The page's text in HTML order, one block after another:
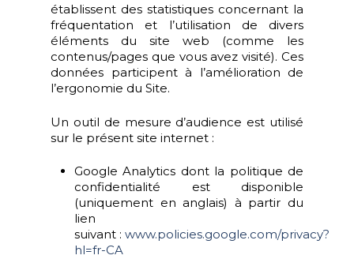
établissent des statistiques concernant la
fréquentation et l’utilisation de divers
éléments du site web (comme les
contenus/pages que vous avez visité). Ces
données participent à l’amélioration de
l’ergonomie du Site.
Un outil de mesure d’audience est utilisé
sur le présent site internet :
Google Analytics dont la politique de
confidentialité est disponible
(uniquement en anglais) à partir du
lien
suivant : www.policies.google.com/privacy?
hl=fr-CA